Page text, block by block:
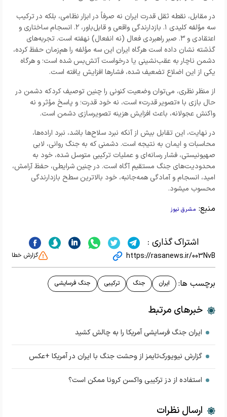
در مقابل، نقطه ثقل قدرت ایران نه صرفاً در ابزار نظامی، بلکه در ترکیب
سه مؤلفه کلیدی ۱. بازدارندگی واقعی و قابل‌باور، ۲. انسجام ساختاری و
اعتقادی و ۳. صبر راهبردی فعال (نه انفعال) نهفته است. تجربه‌های
گذشته نشان داده است هرگاه ایران این سه مؤلفه را هم‌زمان حفظ کرده،
دشمن ناچار به عقب‌نشینی یا درخواست آتش‌بس شده است؛ و هرگاه
یکی از این اضلاع تضعیف شده، فشارها افزایش یافته است.
از منظر نظری، می‌توان وضعیت کنونی را چنین توصیف کردکه دشمن در
حال بازی با «تصویر قدرت» است، نه خود قدرت؛ و پاسخ مؤثر و نه
واکنش عجولانه، باعث افزایش هزینه تصویرسازی دشمن است.
در نهایت، این تقابل بیش از آنکه نبرد سلاح‌ها باشد، نبرد اراده‌ها،
محاسبات و ایمان به نتیجه است. دشمنی که به جنگ روانی، لابی
صهیونیستی، فشار رسانه‌ای و عملیات ترکیبی متوسل شده، خود به
محدودیت‌های جنگ مستقیم آگاه است. در چنین شرایطی، حفظ آرامش،
امید، انسجام و آمادگی همه‌جانبه، خود بالاترین سطح بازدارندگی
محسوب میشود.
منبع: مشرق نیوز
اشتراک گذاری :
https://rasanews.ir/003NvB گزارش خطا
برچسب ها: ایران جنگ ترکیبی جنگ فرسایشی
خبرهای مرتبط
ایران جنگ فرسایشی آمریکا را به چالش کشید
گزارش نیویورک‌تایمز از وحشت جنگ با ایران در آمریکا +عکس
استفاده از دز ترکیبی واکسن کرونا ممکن است؟
ارسال نظرات